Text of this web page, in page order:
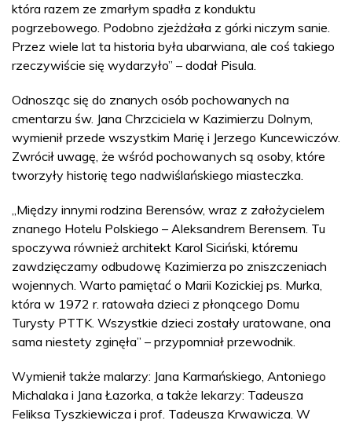
która razem ze zmarłym spadła z konduktu
pogrzebowego. Podobno zjeżdżała z górki niczym sanie.
Przez wiele lat ta historia była ubarwiana, ale coś takiego
rzeczywiście się wydarzyło” – dodał Pisula.
Odnosząc się do znanych osób pochowanych na
cmentarzu św. Jana Chrzciciela w Kazimierzu Dolnym,
wymienił przede wszystkim Marię i Jerzego Kuncewiczów.
Zwrócił uwagę, że wśród pochowanych są osoby, które
tworzyły historię tego nadwiślańskiego miasteczka.
„Między innymi rodzina Berensów, wraz z założycielem
znanego Hotelu Polskiego – Aleksandrem Berensem. Tu
spoczywa również architekt Karol Siciński, któremu
zawdzięczamy odbudowę Kazimierza po zniszczeniach
wojennych. Warto pamiętać o Marii Kozickiej ps. Murka,
która w 1972 r. ratowała dzieci z płonącego Domu
Turysty PTTK. Wszystkie dzieci zostały uratowane, ona
sama niestety zginęła” – przypomniał przewodnik.
Wymienił także malarzy: Jana Karmańskiego, Antoniego
Michalaka i Jana Łazorka, a także lekarzy: Tadeusza
Feliksa Tyszkiewicza i prof. Tadeusza Krwawicza. W